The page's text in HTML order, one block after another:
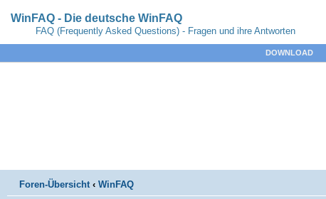
WinFAQ - Die deutsche WinFAQ
FAQ (Frequently Asked Questions) - Fragen und ihre Antworten
DOWNLOAD
Foren-Übersicht ‹ WinFAQ